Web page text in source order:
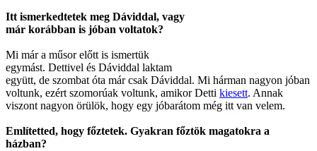
Itt ismerkedtetek meg Dáviddal, vagy
már korábban is jóban voltatok?
Mi már a műsor előtt is ismertük
egymást. Dettivel és Dáviddal laktam
együtt, de szombat óta már csak Dáviddal. Mi hárman nagyon jóban
voltunk, ezért szomorúak voltunk, amikor Detti kiesett. Annak
viszont nagyon örülök, hogy egy jóbarátom még itt van velem.
Említetted, hogy főztetek. Gyakran főztök magatokra a
házban?